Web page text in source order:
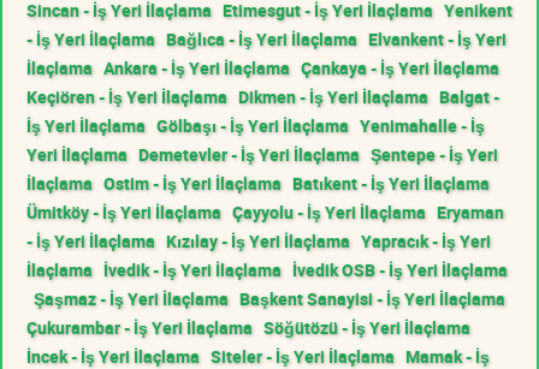
Sincan - İş Yeri İlaçlama Etimesgut - İş Yeri İlaçlama Yenikent
- İş Yeri İlaçlama Bağlıca - İş Yeri İlaçlama Elvankent - İş Yeri
İlaçlama Ankara - İş Yeri İlaçlama Çankaya - İş Yeri İlaçlama
Keçiören - İş Yeri İlaçlama Dikmen - İş Yeri İlaçlama Balgat -
İş Yeri İlaçlama Gölbaşı - İş Yeri İlaçlama Yenimahalle - İş
Yeri İlaçlama Demetevler - İş Yeri İlaçlama Şentepe - İş Yeri
İlaçlama Ostim - İş Yeri İlaçlama Batıkent - İş Yeri İlaçlama
Ümitköy - İş Yeri İlaçlama Çayyolu - İş Yeri İlaçlama Eryaman
- İş Yeri İlaçlama Kızılay - İş Yeri İlaçlama Yapracık - İş Yeri
İlaçlama İvedik - İş Yeri İlaçlama İvedik OSB - İş Yeri İlaçlama
Şaşmaz - İş Yeri İlaçlama Başkent Sanayisi - İş Yeri İlaçlama
Çukurambar - İş Yeri İlaçlama Söğütözü - İş Yeri İlaçlama
İncek - İş Yeri İlaçlama Siteler - İş Yeri İlaçlama Mamak - İş